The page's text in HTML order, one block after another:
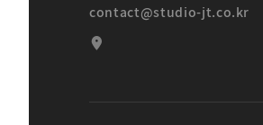
contact@studio-jt.co.kr